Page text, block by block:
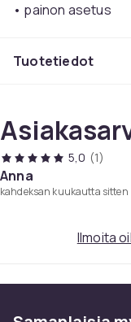
• painon asetus
•verkko
• Mukaan lukien
Kunto
A: Erittäin hyvä kunto
8921cf32-868f-
Tuotetiedot
5,0 (1)
Anna
kahdeksan kuukautta sitten
Ilmoita